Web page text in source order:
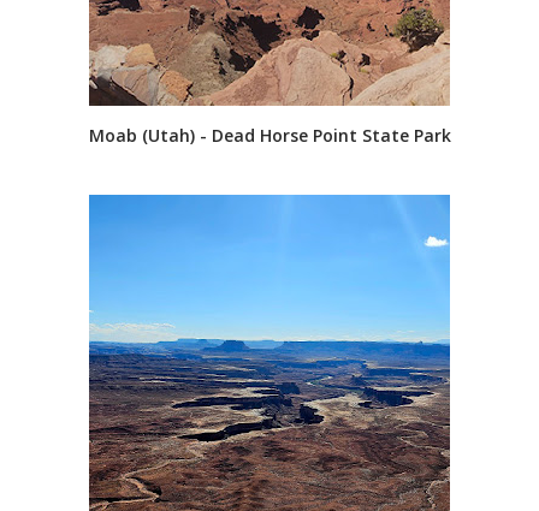
Moab (Utah) - Dead Horse Point State Park